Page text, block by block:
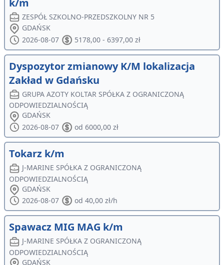
ZESPÓŁ SZKOLNO-PRZEDSZKOLNY NR 5
GDAŃSK
2026-08-07
5178,00 - 6397,00 zł
Dyspozytor zmianowy K/M lokalizacja
Zakład w Gdańsku
GRUPA AZOTY KOLTAR SPÓŁKA Z OGRANICZONĄ
ODPOWIEDZIALNOŚCIĄ
GDAŃSK
2026-08-07
od 6000,00 zł
Tokarz k/m
J-MARINE SPÓŁKA Z OGRANICZONĄ
ODPOWIEDZIALNOŚCIĄ
GDAŃSK
2026-08-07
od 40,00 zł/h
Spawacz MIG MAG k/m
J-MARINE SPÓŁKA Z OGRANICZONĄ
ODPOWIEDZIALNOŚCIĄ
GDAŃSK